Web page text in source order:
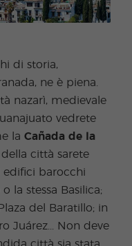
di storia,
ne è piena.
nazarì, medievale
vedrete
laCañada de la
città sarete
barocchi
la stessa Basilica;
del Baratillo; in
Juárez... Non deve
città sia stata